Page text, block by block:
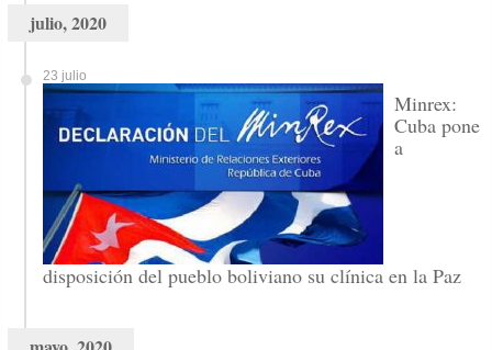
julio, 2020
23 julio
Minrex:
Cuba pone
a
disposición del pueblo boliviano su clínica en la Paz